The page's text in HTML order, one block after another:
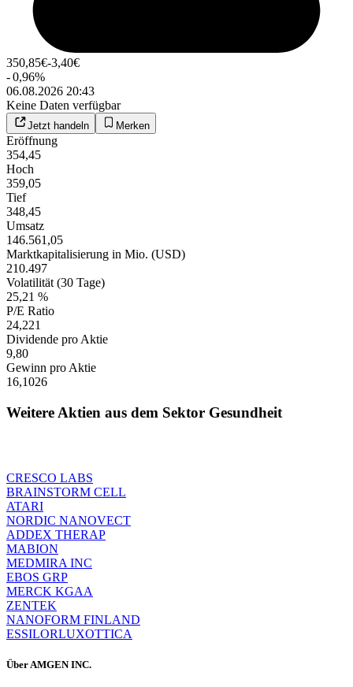
350,85€-3,40€
-0,96%
06.08.2026 20:43
Keine Daten verfügbar
Jetzt handeln Merken
Eröffnung
354,45
Hoch
359,05
Tief
348,45
Umsatz
146.561,05
Marktkapitalisierung in Mio. (USD)
210.497
Volatilität (30 Tage)
25,21 %
P/E Ratio
24,221
Dividende pro Aktie
9,80
Gewinn pro Aktie
16,1026
Weitere Aktien aus dem Sektor Gesundheit
CRESCO LABS
BRAINSTORM CELL
ATARI
NORDIC NANOVECT
ADDEX THERAP
MABION
MEDMIRA INC
EBOS GRP
MERCK KGAA
ZENTEK
NANOFORM FINLAND
ESSILORLUXOTTICA
Über AMGEN INC.